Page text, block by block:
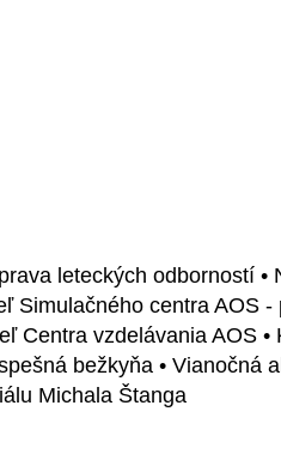
leteckých odborností
centra AOS
vzdelávania AOS
bežkyňa • Vianočná
Michala Štanga